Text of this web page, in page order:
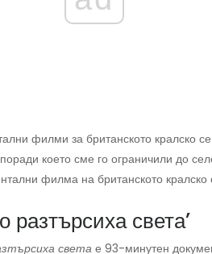
филми за британското кралско
което сме го ограничили до
филма на британското кралско
разтърсиха света’
светае 93-минутен